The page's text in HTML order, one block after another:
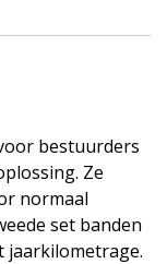
bestuurders
Ze
normaal
set banden
jaarkilometrage.